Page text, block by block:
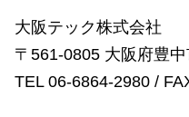
大阪テック株式会社
〒561-0805 大阪府豊
TEL 06-6864-2980 /